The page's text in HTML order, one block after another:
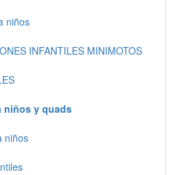
niños
INFANTILES MINIMOTOS
niños y quads
niños